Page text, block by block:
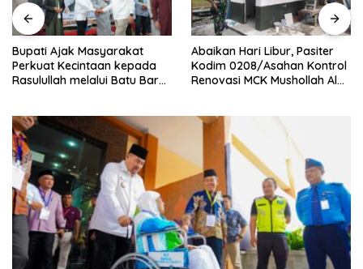
Abaikan Hari Libur, Pasiter
Kodim 0208/Asahan Kontrol
Renovasi MCK Mushollah Al
‎Baru Grand Opening,
Bingchun Tanjung
Langsung Punya 5